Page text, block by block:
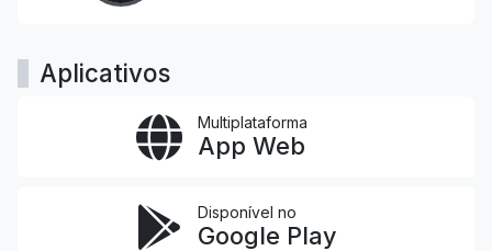
Aplicativos
Multiplataforma
App Web
Disponível no
Google Play